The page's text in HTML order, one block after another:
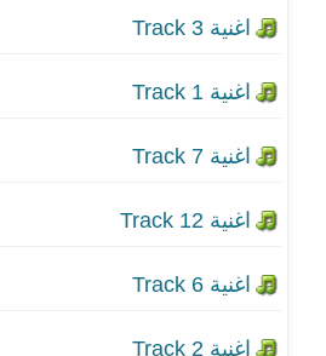
اغنية Track 5
اغنية Track 4